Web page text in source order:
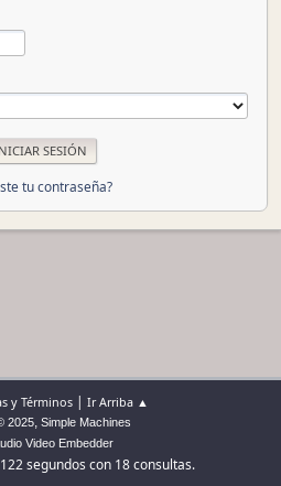
tu contraseña?
y Términos | Ir Arriba ▲
2025, Simple Machines
Video Embedder
segundos con 18 consultas.